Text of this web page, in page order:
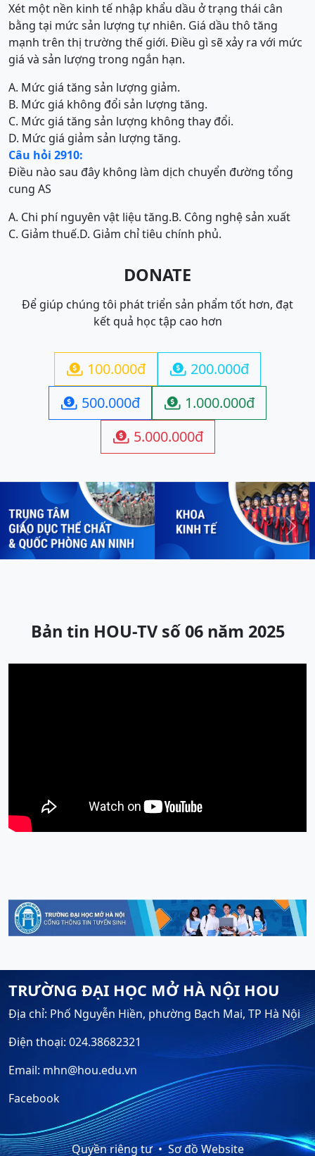
Xét một nền kinh tế nhập khẩu dầu ở trạng thái cân
bằng tại mức sản lượng tự nhiên. Giá dầu thô tăng
mạnh trên thị trường thế giới. Điều gì sẽ xảy ra với mức
giá và sản lượng trong ngắn hạn.
A. Mức giá tăng sản lượng giảm.
B. Mức giá không đổi sản lượng tăng.
C. Mức giá tăng sản lượng không thay đổi.
D. Mức giá giảm sản lượng tăng.
Câu hỏi 2910:
Điều nào sau đây không làm dịch chuyển đường tổng
cung AS
A. Chi phí nguyên vật liệu tăng.B. Công nghệ sản xuất
C. Giảm thuế.D. Giảm chỉ tiêu chính phủ.
DONATE
Để giúp chúng tôi phát triển sản phẩm tốt hơn, đạt
kết quả học tập cao hơn
 100.000đ  200.000đ
 500.000đ  1.000.000đ
 5.000.000đ
Previous Next
Bản tin HOU-TV số 06 năm 2025
TRƯỜNG ĐẠI HỌC MỞ HÀ NỘI HOU
Địa chỉ: Phố Nguyễn Hiền, phường Bạch Mai, TP Hà Nội
Điện thoại: 024.38682321
Email: mhn@hou.edu.vn
Facebook
Quyền riêng tư Sơ đồ Website